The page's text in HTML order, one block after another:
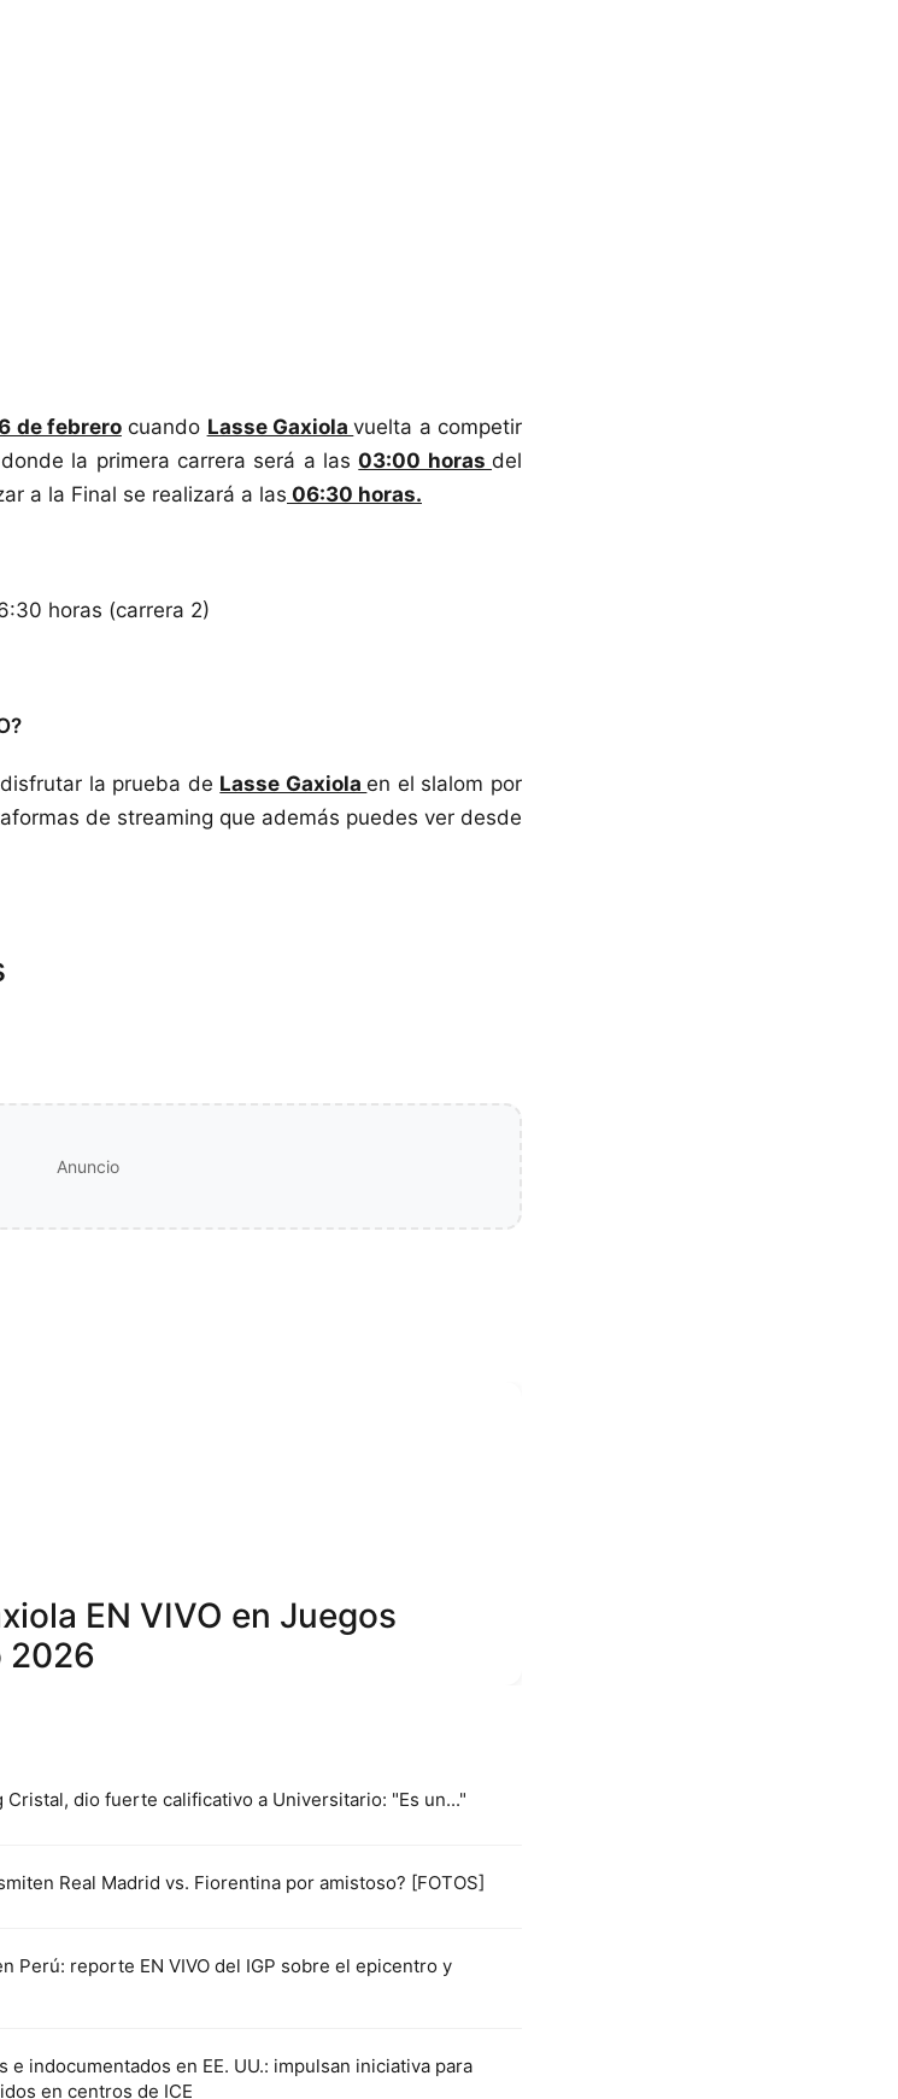
de febrerocuando Lasse Gaxiolavuelta a competir
la primera carrera será a las03:00 horasdel
a la Final se realizará a las 06:30 horas.
horas (carrera 2)
la prueba de Lasse Gaxiolaen el slalom por
de streaming que además puedes ver desde
Anuncio
EN VIVO en Juegos
2026
dio fuerte calificativo a Universitario: "Es un..."
Real Madrid vs. Fiorentina por amistoso? [FOTOS]
Perú: reporte EN VIVO del IGP sobre el epicentro y
e indocumentados en EE. UU.: impulsan iniciativa para
en centros de ICE